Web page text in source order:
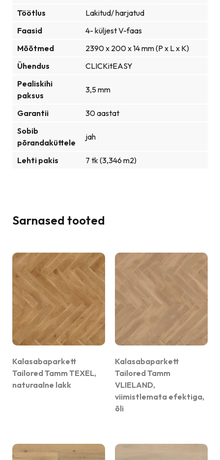
Töötlus
Lakitud/ harjatud
Faasid
4- küljest V-faas
Mõõtmed
2390 x 200 x 14 mm (P x L x K)
Ühendus
CLICKitEASY
Pealiskihi
paksus
3,5 mm
Garantii
30 aastat
Sobib
põrandaküttele
jah
Lehti pakis 7 tk (3,346 m2)
Sarnased tooted
Kalasabaparkett
Tailored Tamm TEXEL,
naturaalne lakk
Kalasabaparkett
Tailored Tamm
VLIELAND,
viimistlemata efektiga,
õli